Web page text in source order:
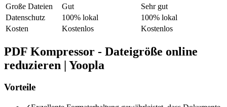
Große Dateien
Gut
Sehr gut
Datenschutz
100% lokal
100% lokal
Kosten
Kostenlos Kostenlos
PDF Kompressor - Dateigröße online
reduzieren | Yoopla
Vorteile